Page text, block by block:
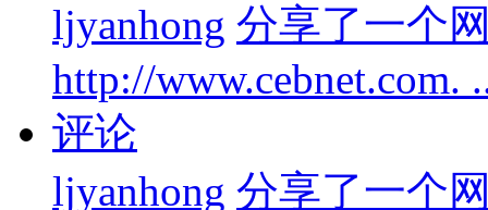
ljyanhong 分享了一个
http://www.cebnet.com.
评论
ljyanhong 分享了一个